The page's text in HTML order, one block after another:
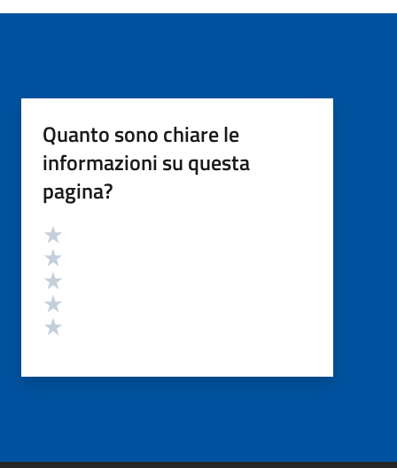
Quanto sono chiare le
informazioni su questa
pagina?
Valutazione